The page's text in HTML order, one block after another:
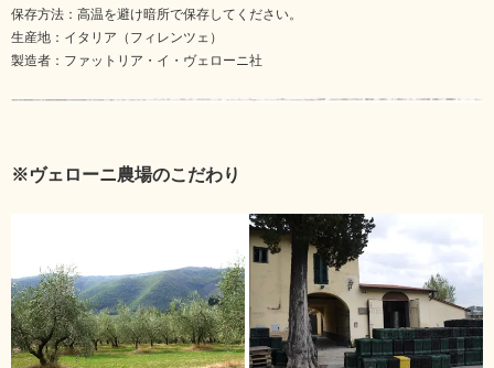
保存方法：高温を避け暗所で保存してください。
生産地：イタリア（フィレンツェ）
製造者：ファットリア・イ・ヴェローニ社
※ヴェローニ農場のこだわり